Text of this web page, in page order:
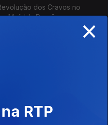
dos Cravos no
Mafalda Pernão com
Nacional 02
do Conservatório e a
de Teresa
×
RTP